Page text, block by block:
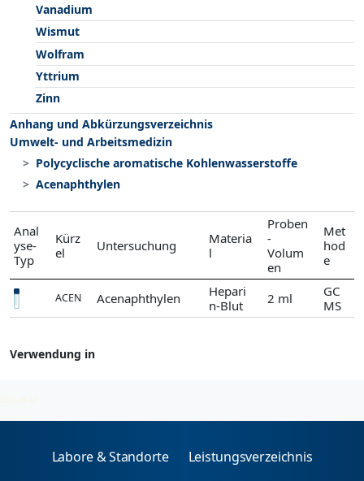
Vanadium
Wismut
Wolfram
Yttrium
Zinn
Anhang und Abkürzungsverzeichnis
Umwelt- und Arbeitsmedizin
Polycyclische aromatische Kohlenwasserstoffe
Acenaphthylen
Anal
yse-
Typ
Kürz
el
Untersuchung
Materia
l
Proben
-
Volum
en
Met
hod
e
ACEN Acenaphthylen
Hepari
n-Blut
2 ml
GC
MS
Verwendung in
2026-08-07
Labore & Standorte Leistungsverzeichnis